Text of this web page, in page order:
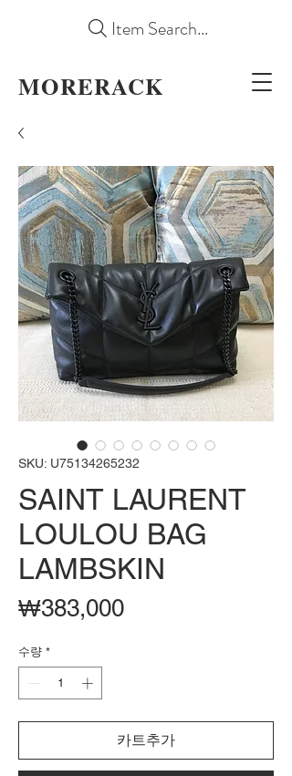
MORERACK
Item Search...
SKU: U75134265232
SAINT LAURENT
LOULOU BAG
LAMBSKIN
₩383,000가
수량 *
카트추가